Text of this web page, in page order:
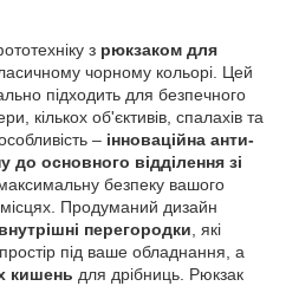
з рюкзаком для
чорному кольорі. Цей
підходить для безпечного
кількох об'єктивів, спалахів та
– інноваційна анти-
основного відділення зі
безпеку вашого
Продуманий дизайн
перегородки, які
під ваше обладнання, а
кишень для дрібниць. Рюкзак